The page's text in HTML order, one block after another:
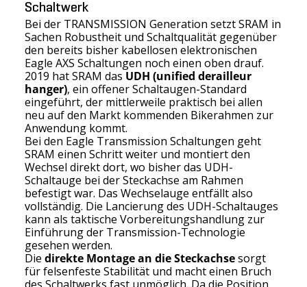
Schaltwerk
Bei der TRANSMISSION Generation setzt SRAM in
Sachen Robustheit und Schaltqualität gegenüber
den bereits bisher kabellosen elektronischen
Eagle AXS Schaltungen noch einen oben drauf.
2019 hat SRAM das UDH (unified derailleur
hanger), ein offener Schaltaugen-Standard
eingeführt, der mittlerweile praktisch bei allen
neu auf den Markt kommenden Bikerahmen zur
Anwendung kommt.
Bei den Eagle Transmission Schaltungen geht
SRAM einen Schritt weiter und montiert den
Wechsel direkt dort, wo bisher das UDH-
Schaltauge bei der Steckachse am Rahmen
befestigt war. Das Wechselauge entfällt also
vollständig. Die Lancierung des UDH-Schaltauges
kann als taktische Vorbereitungshandlung zur
Einführung der Transmission-Technologie
gesehen werden.
Die direkte Montage an die Steckachsesorgt
für felsenfeste Stabilität und macht einen Bruch